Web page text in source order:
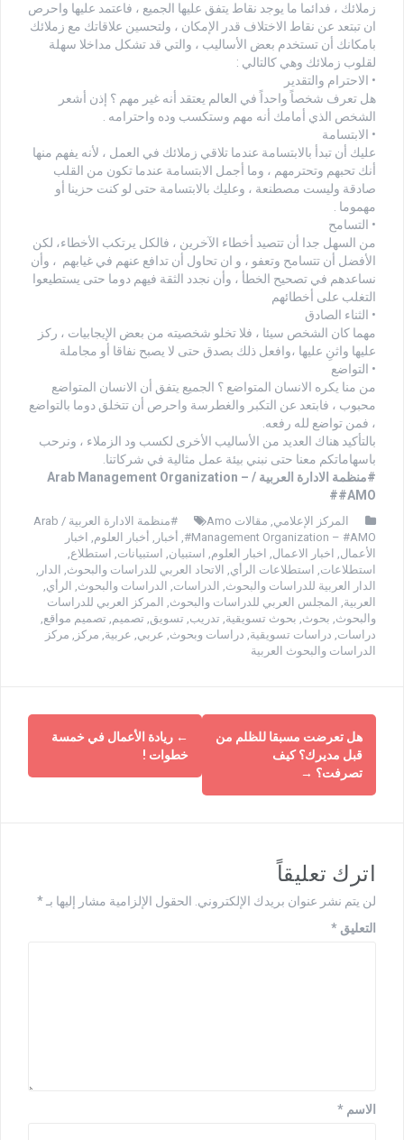
زملائك ، فدائما ما يوجد نقاط يتفق عليها الجميع ، فاعتمد عليها واحرص
ان تبتعد عن نقاط الاختلاف قدر الإمكان ، ولتحسين علاقاتك مع زملائك
بامكانك أن تستخدم بعض الأساليب ، والتي قد تشكل مداخلا سهلة
لقلوب زملائك وهي كالتالي :
• الاحترام والتقدير
هل تعرف شخصاً واحداً في العالم يعتقد أنه غير مهم ؟ إذن أشعر
الشخص الذي أمامك أنه مهم وستكسب وده واحترامه .
• الابتسامة
عليك أن تبدأ بالابتسامة عندما تلاقي زملائك في العمل ، لأنه يفهم منها
أنك تحبهم وتحترمهم ، وما أجمل الابتسامة عندما تكون من القلب
صادقة وليست مصطنعة ، وعليك بالابتسامة حتى لو كنت حزينا أو
مهموما .
• التسامح
من السهل جدا أن تتصيد أخطاء الآخرين ، فالكل يرتكب الأخطاء، لكن
الأفضل أن تتسامح وتعفو ، و ان تحاول أن تدافع عنهم في غيابهم ، وأن
نساعدهم في تصحيح الخطأ ، وأن نجدد الثقة فيهم دوما حتى يستطيعوا
التغلب على أخطائهم
• الثناء الصادق
مهما كان الشخص سيئا ، فلا تخلو شخصيته من بعض الإيجابيات ، ركز
عليها واثنِ عليها ،وافعل ذلك بصدق حتى لا يصبح نفاقا أو مجاملة
• التواضع
من منا يكره الانسان المتواضع ؟ الجميع يتفق أن الانسان المتواضع
محبوب ، فابتعد عن التكبر والغطرسة واحرص أن تتخلق دوما بالتواضع
، فمن تواضع لله رفعه.
بالتأكيد هناك العديد من الأساليب الأخرى لكسب ود الزملاء ، ونرحب
باسهاماتكم معنا حتى نبني بيئة عمل مثالية في شركاتنا.
#منظمة الادارة العربية / Arab Management Organization –
#AMO#
المركز الإعلامي , مقالات Amo
#منظمة الادارة العربية / Arab
Management Organization – #AMO#
, أخبار , أخبار العلوم, اخبار
الأعمال , اخبار الاعمال , اخبار العلوم, استبيان, استبيانات, استطلاع,
استطلاعات, استطلاعات الرأي, الاتحاد العربي للدراسات والبحوث, الدار
الدار العربية للدراسات والبحوث, الدراسات, الدراسات والبحوث, الرأي,
العربية, المجلس العربي للدراسات والبحوث, المركز العربي للدراسات
والبحوث, بحوث, بحوث تسويقية, تدريب, تسويق , تصميم, تصميم مواقع,
دراسات, دراسات تسويقية, دراسات وبحوث, عربي , عربية, مركز , مركز
الدراسات والبحوث العربية
← ريادة الأعمال في خمسة
خطوات !
هل تعرضت مسبقا للظلم من
قبل مديرك؟ كيف
تصرفت؟ →
اترك تعليقاً
لن يتم نشر عنوان بريدك الإلكتروني. الحقول الإلزامية مشار إليها بـ*
التعليق *
الاسم *